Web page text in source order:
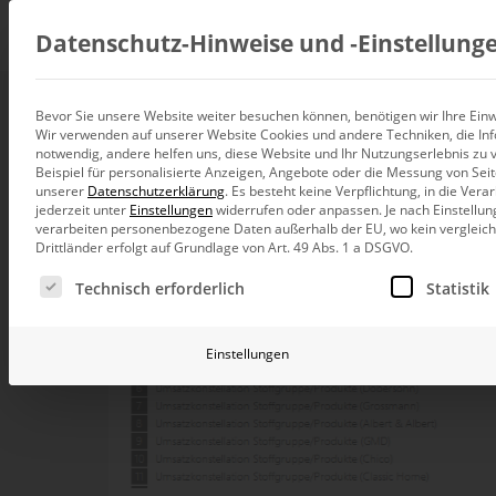
Beratung
Datenintegration
Individuelle Datenarchitektur-
BI und Analytics
Ganzheitliche Data-Analytics-
Planung, Forecasting und Simulation
Betrieb und
Datenschutz-Hinweise und
Bevor Sie unsere Website weiter besuchen können, benötigen wir Ihre
Wir verwenden auf unserer Website Cookies und andere Techniken, die
notwendig, andere helfen uns, diese Website und Ihr Nutzungserlebnis zu
Beispiel für personalisierte Anzeigen, Angebote oder die Messung von
unserer Datenschutzerklärung. Es besteht keine Verpflichtung, in die
jederzeit unter Einstellungenwiderrufen oder anpassen. Je nach
verarbeiten personenbezogene Daten außerhalb der EU, wo kein
Drittländer erfolgt auf Grundlage von Art. 49 Abs. 1 a DSGVO.
Es folgt eine Liste der Service-Gruppen, für die eine
Technisch erforderlich Statistik
Einstellungen